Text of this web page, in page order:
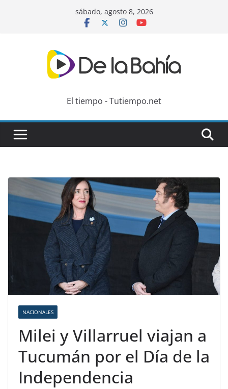
sábado, agosto 8, 2026
El tiempo - Tutiempo.net
NACIONALES
Milei y Villarruel viajan a
Tucumán por el Día de la
Independencia